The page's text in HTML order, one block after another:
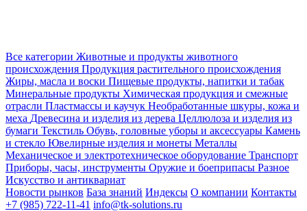
Все категории Животные и продукты животного
происхождения Продукция растительного происхождения
Жиры, масла и воски Пищевые продукты, напитки и табак
Минеральные продукты Химическая продукция и смежные
отрасли Пластмассы и каучук Необработанные шкуры, кожа и
меха Древесина и изделия из дерева Целлюлоза и изделия из
бумаги Текстиль Обувь, головные уборы и аксессуары Камень
и стекло Ювелирные изделия и монеты Металлы
Механическое и электротехническое оборудование Транспорт
Приборы, часы, инструменты Оружие и боеприпасы Разное
Искусство и антиквариат
Новости рынков База знаний Индексы О компании Контакты
+7 (985) 722-11-41 info@tk-solutions.ru